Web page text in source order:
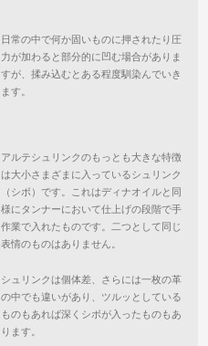
日常の中で何か固いものに押されたり圧
力が加わると部分的に凹む場合がありま
すが、揉み込むとある程度馴染んでいき
ます。
アルテシュリンクのもっとも大きな特徴
は大小さまざまに入っているシュリンク
（シボ）です。これはディナオイルと同
様にタンナーにおいて仕上げの段階で手
作業で入れたものです。二つとして同じ
表情のものはありません。
シュリンクは個体差、さらには一枚の革
の中でも違いがあり、ツルッとしている
ものもあれば深くシボが入ったものもあ
ります。